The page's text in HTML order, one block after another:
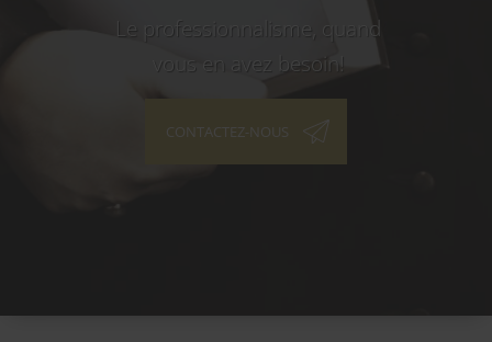
Le professionnalisme, quand
vous en avez besoin!
CONTACTEZ-NOUS